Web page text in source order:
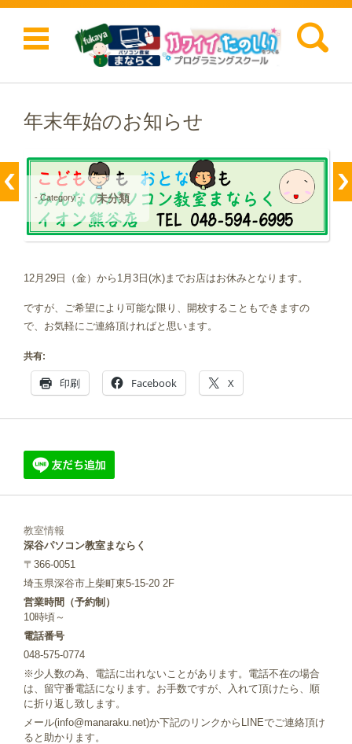
検索:
コンテンツに移動
年末年始のお知らせ
- Category - 未分類
12月29日（金）から1月3日(水)までお店はお休みとなります。
ですが、ご希望により可能な限り、開校することもできますの
で、お気軽にご連絡頂ければと思います。
共有:
印刷 Facebook X
教室情報
深谷パソコン教室まならく
〒366-0051
埼玉県深谷市上柴町東5-15-20 2F
営業時間（予約制）
10時頃～
電話番号
048-575-0774
※少人数の為、電話に出れないことがあります。電話不在の場合
は、留守番電話になります。お手数ですが、入れて頂けたら、順
に折り返し致します。
メール(info@manaraku.net)か下記のリンクからLINEでご連絡頂け
ると助かります。